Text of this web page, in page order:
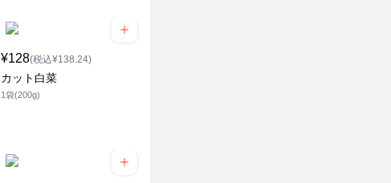
¥128(税込¥138.24)
カット白菜
1袋(200g)